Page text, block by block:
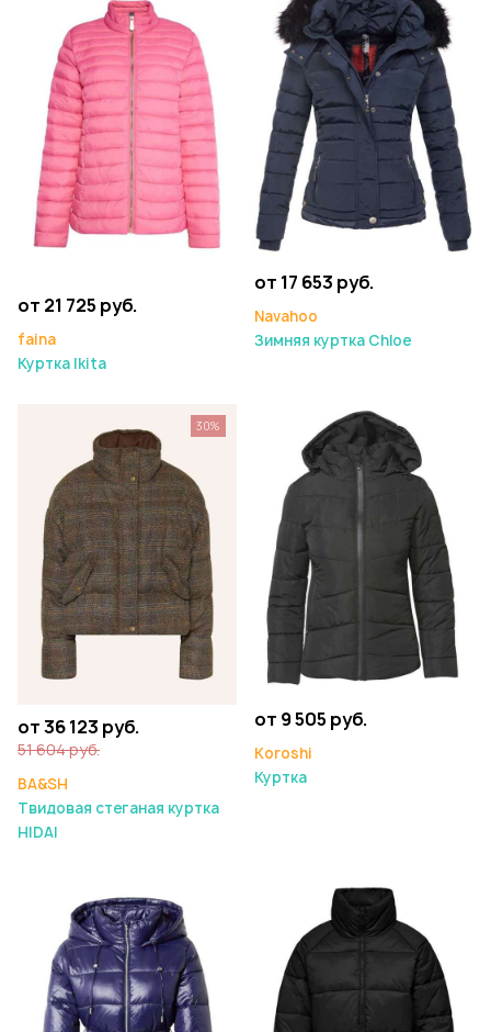
от 21 725 руб.
faina
Куртка Ikita
от 17 653 руб.
Navahoo
Зимняя куртка Chloe
от 36 123 руб.
51 604 руб.
BA&SH
Твидовая стеганая куртка
HIDAI
30%
от 9 505 руб.
Koroshi
Куртка